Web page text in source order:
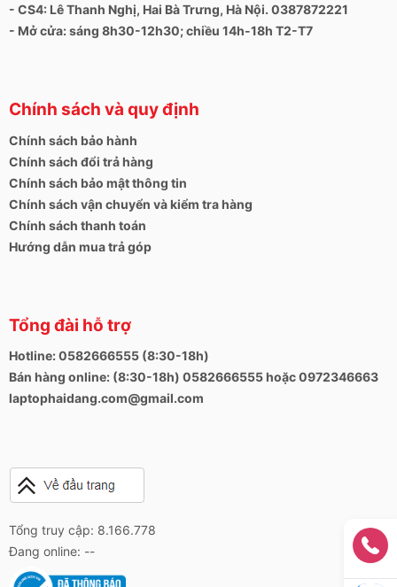
- CS4: Lê Thanh Nghị, Hai Bà Trưng, Hà Nội. 0387872221
- Mở cửa: sáng 8h30-12h30; chiều 14h-18h T2-T7
Chính sách và quy định
Chính sách bảo hành
Chính sách đổi trả hàng
Chính sách bảo mật thông tin
Chính sách vận chuyển và kiểm tra hàng
Chính sách thanh toán
Hướng dẫn mua trả góp
Tổng đài hỗ trợ
Hotline: 0582666555 (8:30-18h)
Bán hàng online: (8:30-18h) 0582666555 hoặc 0972346663
laptophaidang.com@gmail.com
Tổng truy cập: 8.166.778
Đang online: --